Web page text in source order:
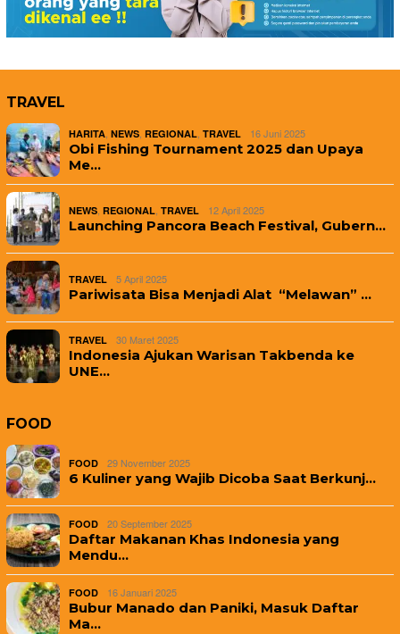
TRAVEL
HARITA NEWS REGIONAL TRAVEL 16 Juni 2025
Obi Fishing Tournament 2025 dan Upaya
Me…
NEWS REGIONAL TRAVEL 12 April 2025
Launching Pancora Beach Festival, Gubern…
TRAVEL 5 April 2025
Pariwisata Bisa Menjadi Alat “Melawan” …
TRAVEL 30 Maret 2025
Indonesia Ajukan Warisan Takbenda ke
UNE…
FOOD
FOOD 29 November 2025
6 Kuliner yang Wajib Dicoba Saat Berkunj…
FOOD 20 September 2025
Daftar Makanan Khas Indonesia yang
Mendu…
FOOD 16 Januari 2025
Bubur Manado dan Paniki, Masuk Daftar
Ma…